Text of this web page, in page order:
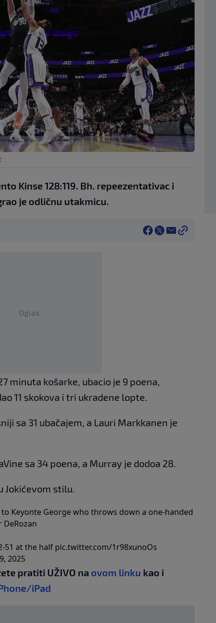
Kinse 128:119. Bh. repeezentativac i
je odličnu utakmicu.
Oglas
minuta košarke, ubacio je 9 poena,
11 skokova i tri ukradene lopte.
sa 31 ubačajem, a Lauri Markkanen je
sa 34 poena, a Murray je dodoa 28.
Jokićevom stilu.
Keyonte George who throws down a one-handed
51 at the half pic.twitter.com/1r98xunoOs
2025
pratiti UŽIVO na ovom linku kao i
iPad